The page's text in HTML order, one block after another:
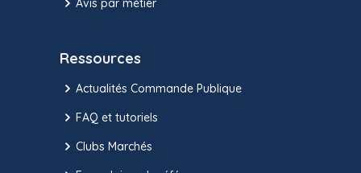
Ressources
Actualités Commande Publique
FAQ et tutoriels
Clubs Marchés